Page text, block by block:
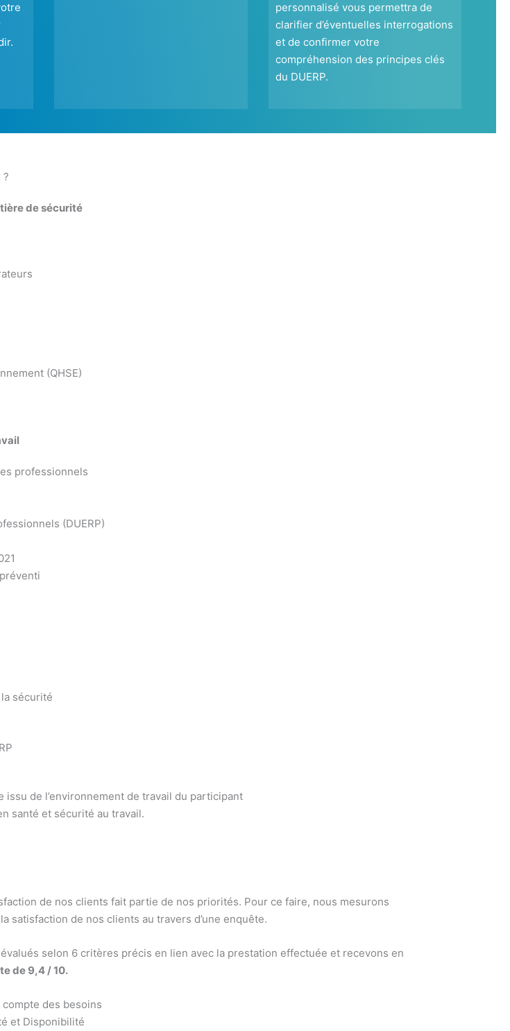
personnalisé vous permettra de
clarifier d’éventuelles interrogations
et de confirmer votre
compréhension des principes clés
du DUERP.
?
de sécurité
(QHSE)
professionnels
(DUERP)
sécurité
issu de l’environnement de travail du participant
santé et sécurité au travail.
de nos clients fait partie de nos priorités. Pour ce faire, nous mesurons
satisfaction de nos clients au travers d’une enquête.
selon 6 critères précis en lien avec la prestation effectuée et recevons en
de 9,4 / 10.
compte des besoins
et Disponibilité